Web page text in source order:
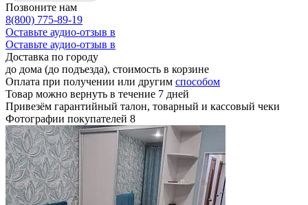
Позвоните нам
8(800) 775-89-19
Оставьте аудио-отзыв в
Оставьте аудио-отзыв в
Доставка по городу
до дома (до подъезда), стоимость в корзине
Оплата при получении или другим способом
Товар можно вернуть в течение 7 дней
Привезём гарантийный талон, товарный и кассовый чеки
Фотографии покупателей 8